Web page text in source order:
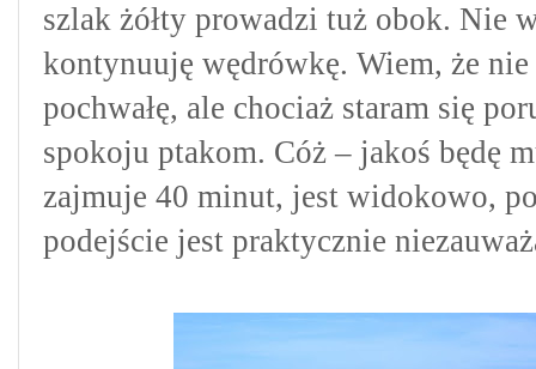
szlak żółty prowadzi tuż obok. Nie
kontynuuję wędrówkę. Wiem, że
pochwałę, ale chociaż staram się
spokoju ptakom. Cóż – jakoś będę
zajmuje 40 minut, jest widokowo,
podejście jest praktycznie